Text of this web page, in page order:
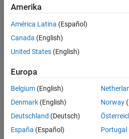
Aktiv
seit
2022
0
Following:
0
Follow
Amerika
América Latina (Español)
Canada (English)
United States (English)
Europa
Belgium (English)
Denmark (English)
Deutschland (Deutsch)
España (Español)
Norway
Portugal